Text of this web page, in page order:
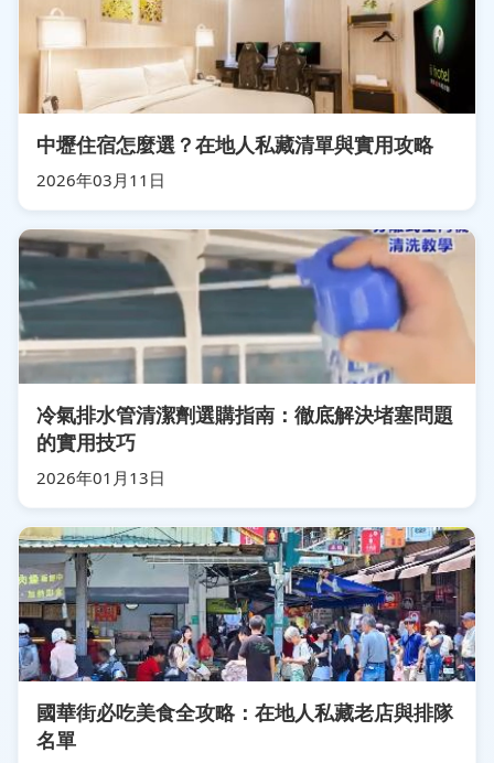
中壢住宿怎麼選？在地人私藏清單與實用攻略
2026年03月11日
冷氣排水管清潔劑選購指南：徹底解決堵塞問題
的實用技巧
2026年01月13日
國華街必吃美食全攻略：在地人私藏老店與排隊
名單